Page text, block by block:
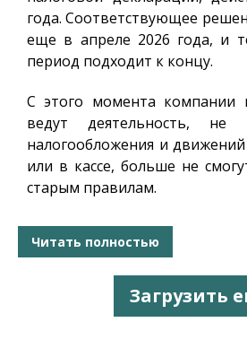
года. Соответствующее
еще в апреле 2026 года, и
период подходит к концу.
С этого момента
ведут деятельность, не
налогообложения и
или в кассе, больше не
старым правилам.
Читать полностью
Загрузить